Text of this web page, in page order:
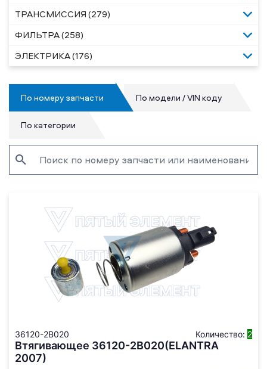
ТРАНСМИССИЯ (279)
ФИЛЬТРА (258)
ЭЛЕКТРИКА (176)
По номеру запчасти По модели / VIN коду
По категории
36120-2B020 Количество: 2
Втягивающее 36120-2B020(ELANTRA
2007)